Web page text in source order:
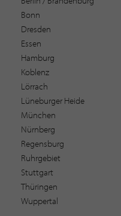
Bonn
Dresden
Essen
Hamburg
Koblenz
Lörrach
Lüneburger Heide
München
Nürnberg
Regensburg
Ruhrgebiet
Stuttgart
Thüringen
Wuppertal